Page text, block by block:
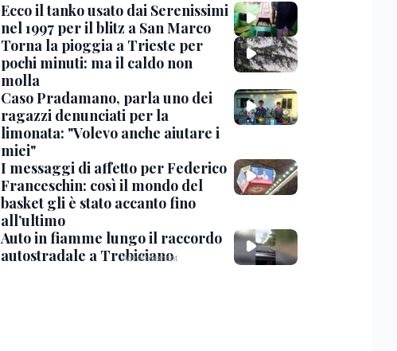
Ecco il tanko usato dai Serenissimi
nel 1997 per il blitz a San Marco
Torna la pioggia a Trieste per
pochi minuti: ma il caldo non
molla
Caso Pradamano, parla uno dei
ragazzi denunciati per la
limonata: "Volevo anche aiutare i
miei"
I messaggi di affetto per Federico
Franceschin: così il mondo del
basket gli è stato accanto fino
all’ultimo
Auto in fiamme lungo il raccordo
autostradale a Trebiciano